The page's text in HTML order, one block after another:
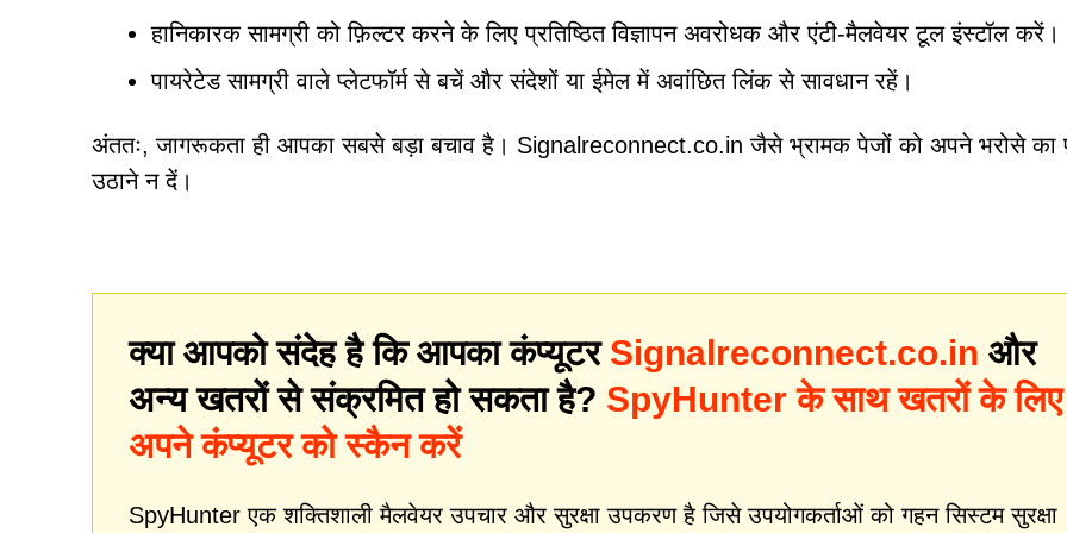
हानिकारक सामग्री को फ़िल्टर करने के लिए प्रतिष्ठित विज्ञापन अवरोधक और एंटी-मैलवेयर टूल इंस्टॉल करें।
पायरेटेड सामग्री वाले प्लेटफॉर्म से बचें और संदेशों या ईमेल में अवांछित लिंक से सावधान रहें।
अंततः, जागरूकता ही आपका सबसे बड़ा बचाव है। Signalreconnect.co.in जैसे भ्रामक पेजों को अपने भरोसे का
उठाने न दें।
क्या आपको संदेह है कि आपका कंप्यूटर Signalreconnect.co.in और
अन्य खतरों से संक्रमित हो सकता है? SpyHunter के साथ खतरों के लिए
अपने कंप्यूटर को स्कैन करें
SpyHunter एक शक्तिशाली मैलवेयर उपचार और सुरक्षा उपकरण है जिसे उपयोगकर्ताओं को गहन सिस्टम सुरक्षा